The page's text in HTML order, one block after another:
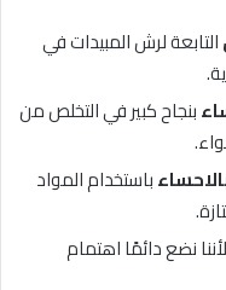
التابعة لرش المبيدات في
بنجاح كبير في التخلص من
باستخدام المواد
نضع دائمًا اهتمام